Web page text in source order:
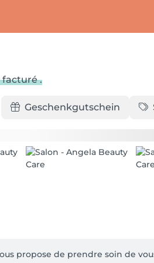
facturé .
Geschenkgutschein
propose de prendre soin de